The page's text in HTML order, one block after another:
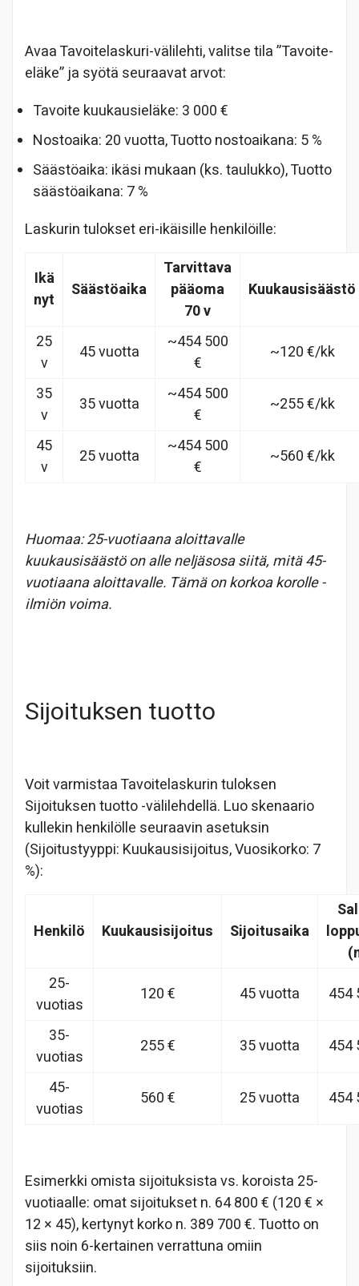
Avaa Tavoitelaskuri-välilehti, valitse tila ”Tavoite-
eläke” ja syötä seuraavat arvot:
Tavoite kuukausieläke: 3 000 €
Nostoaika: 20 vuotta, Tuotto nostoaikana: 5 %
Säästöaika: ikäsi mukaan (ks. taulukko), Tuotto
säästöaikana: 7 %
Laskurin tulokset eri-ikäisille henkilöille:
Ikä
nyt
Säästöaika
Tarvittava
pääoma
70 v
Kuukausisäästö
25
v
45 vuotta
~454 500
€
~120 €/kk
35
v
35 vuotta
~454 500
€
~255 €/kk
45
v
25 vuotta
~454 500
€
~560 €/kk
Huomaa: 25-vuotiaana aloittavalle
kuukausisäästö on alle neljäsosa siitä, mitä 45-
vuotiaana aloittavalle. Tämä on korkoa korolle -
ilmiön voima.
Sijoituksen tuotto
Voit varmistaa Tavoitelaskurin tuloksen
Sijoituksen tuotto -välilehdellä. Luo skenaario
kullekin henkilölle seuraavin asetuksin
(Sijoitustyyppi: Kuukausisijoitus, Vuosikorko: 7
%):
Henkilö Kuukausisijoitus Sijoitusaika
25-
vuotias
120 € 45 vuotta
454
35-
vuotias
255 € 35 vuotta
454
45-
vuotias
560 € 25 vuotta 454
Esimerkki omista sijoituksista vs. koroista 25-
vuotiaalle: omat sijoitukset n. 64 800 € (120 € ×
12 × 45), kertynyt korko n. 389 700 €. Tuotto on
siis noin 6-kertainen verrattuna omiin
sijoituksiin.